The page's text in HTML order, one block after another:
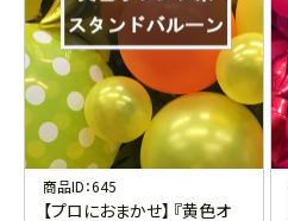
商品ID：645
【プロにおまかせ】 『黄色オ